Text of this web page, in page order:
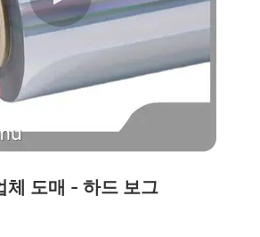
체 도매 - 하드 보그